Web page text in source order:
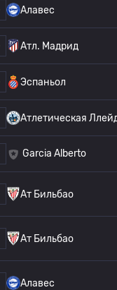
Алавес
Атл. Мадрид
Эспаньол
Атлетическая
Garcia Alberto
Ат Бильбао
Ат Бильбао
Алавес